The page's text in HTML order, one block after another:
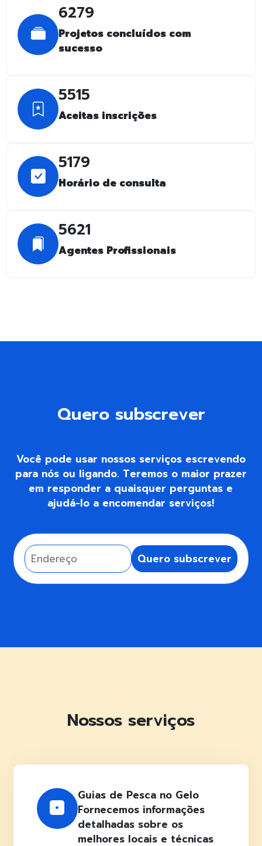
6279
Projetos concluídos com
sucesso
5515
Aceitas inscrições
5179
Horário de consulta
5621
Agentes Profissionais
Quero subscrever
Você pode usar nossos serviços escrevendo
para nós ou ligando. Teremos o maior prazer
em responder a quaisquer perguntas e
ajudá-lo a encomendar serviços!
Quero subscrever
Nossos serviços
Guias de Pesca no Gelo
Fornecemos informações
detalhadas sobre os
melhores locais e técnicas